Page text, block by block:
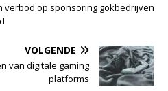
verbod op sponsoring gokbedrijven
VOLGENDE
van digitale gaming
platforms